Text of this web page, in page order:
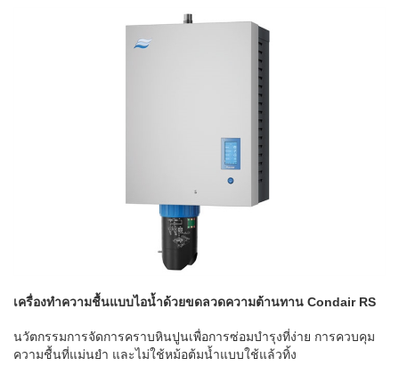
เครื่องทำความชื้นแบบไอน้ำด้วยขดลวดความต้านทาน Condair RS
นวัตกรรมการจัดการคราบหินปูนเพื่อการซ่อมบำรุงที่ง่าย การควบคุม
ความชื้นที่แม่นยำ และไม่ใช้หม้อต้มน้ำแบบใช้แล้วทิ้ง